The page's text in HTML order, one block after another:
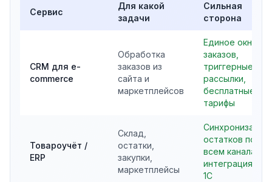
Сервис
Для какой
задачи
Сильная
сторона
CRM для e-
commerce
Обработка
заказов из
сайта и
маркетплейсов
Единое окно
заказов,
триггерные
рассылки,
бесплатные
тарифы
Товароучёт /
ERP
Склад,
остатки,
закупки,
маркетплейсы
Синхронизация
остатков по
всем каналам,
интеграция с
1С